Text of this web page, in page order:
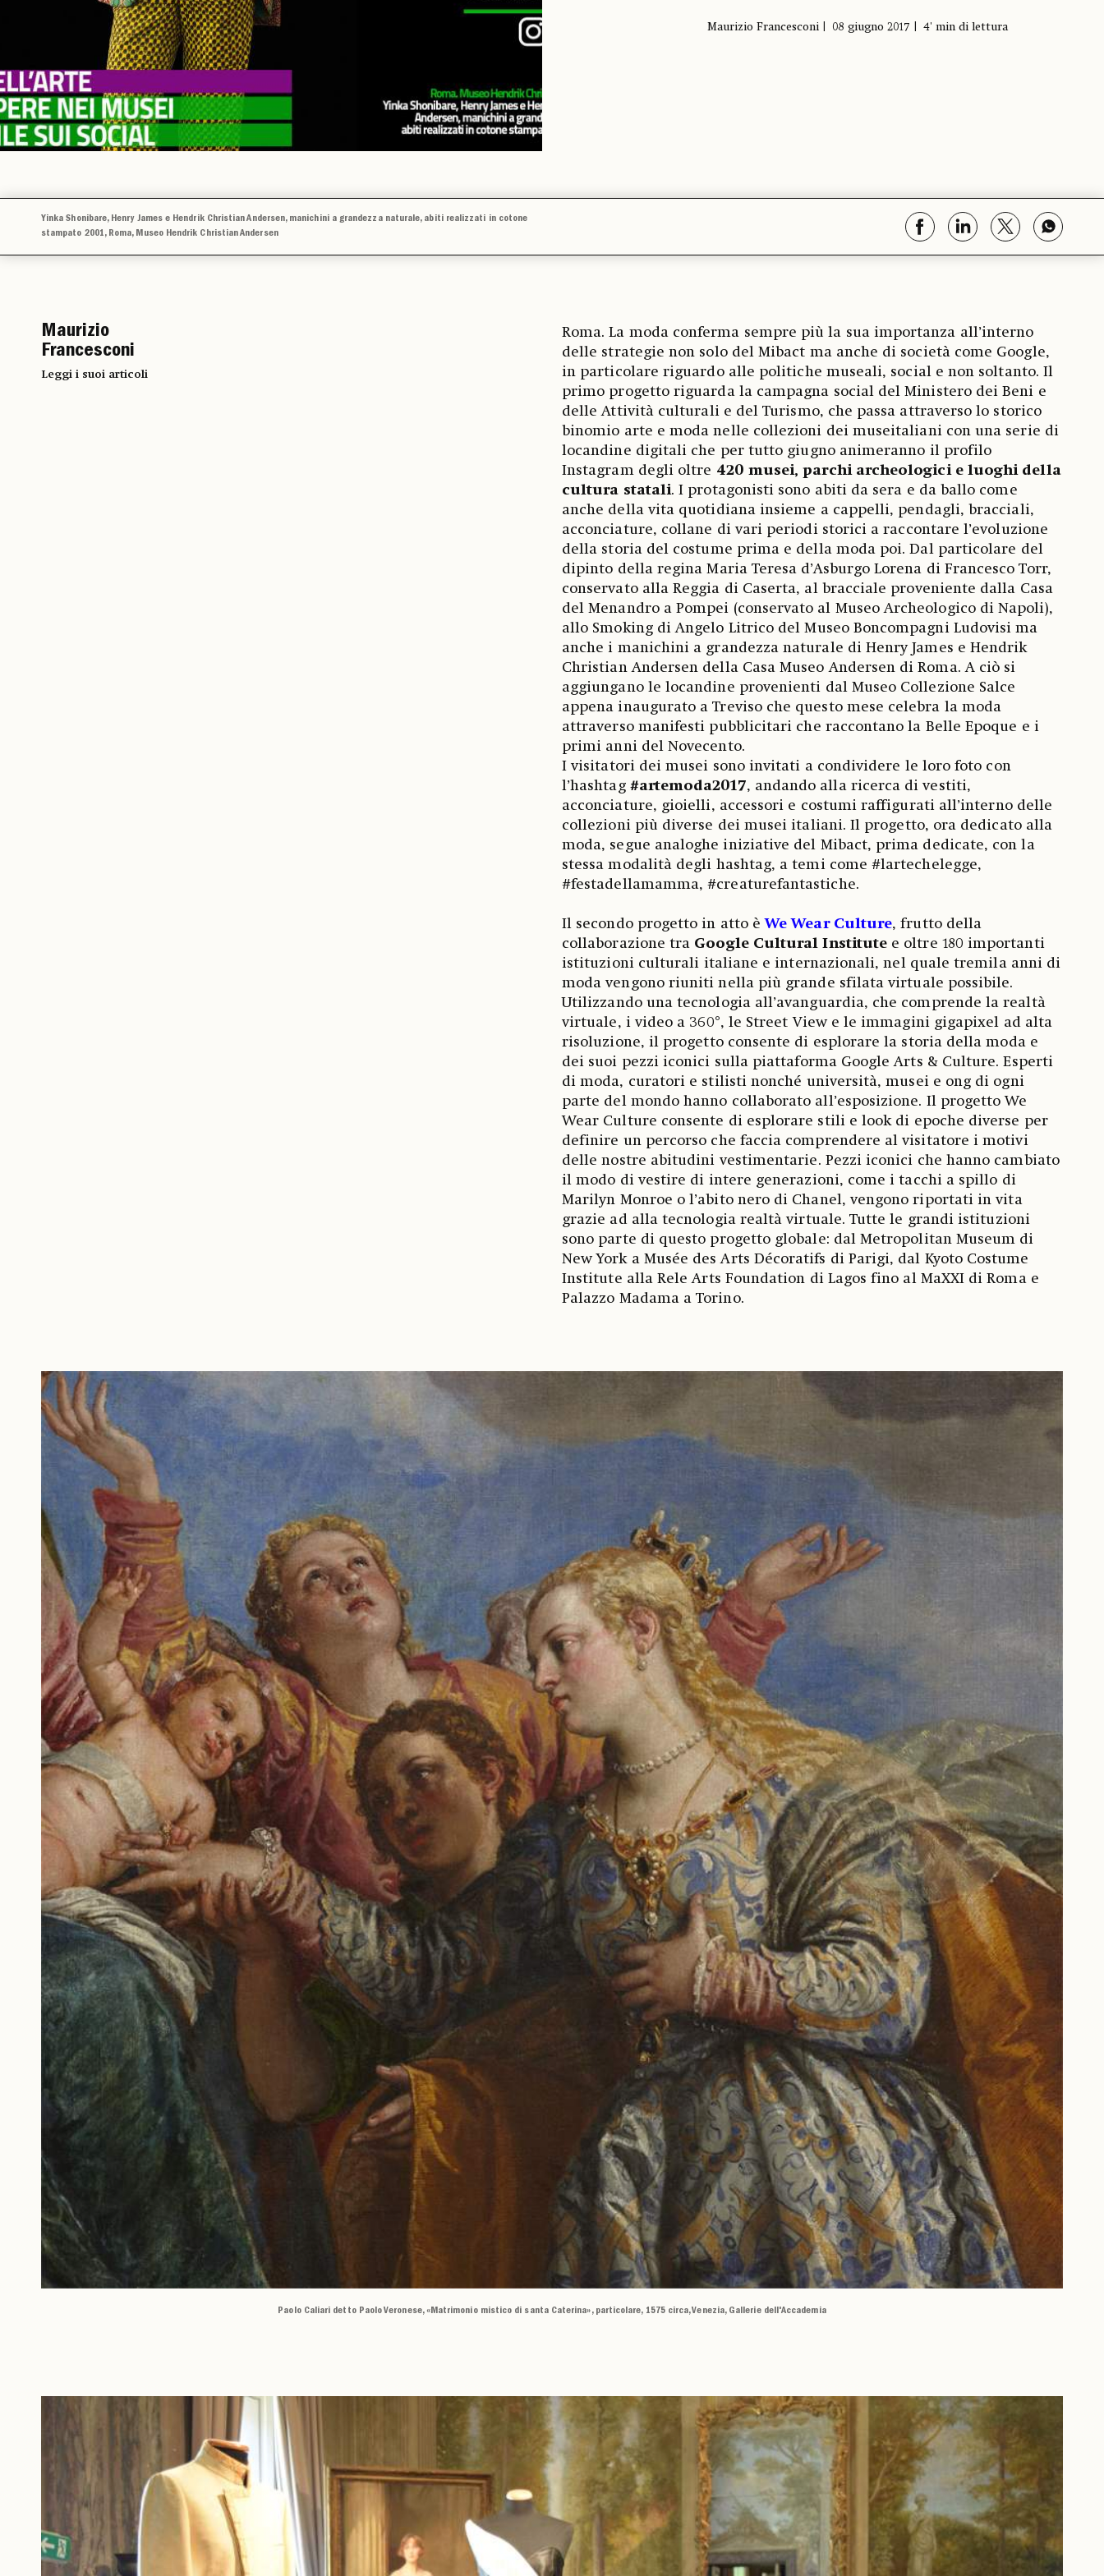
Maurizio Francesconi 08 giugno 2017 4' min di lettura
Yinka Shonibare, Henry James e Hendrik Christian Andersen, manichini a grandezza naturale, abiti realizzati in cotone
stampato 2001, Roma, Museo Hendrik Christian Andersen
Maurizio
Francesconi
Leggi i suoi articoli
Roma. La moda conferma sempre più la sua importanza all’interno
delle strategie non solo del Mibact ma anche di società come Google,
in particolare riguardo alle politiche museali, social e non soltanto. Il
primo progetto riguarda la campagna social del Ministero dei Beni e
delle Attività culturali e del Turismo, che passa attraverso lo storico
binomio arte e moda nelle collezioni dei museitaliani con una serie di
locandine digitali che per tutto giugno animeranno il profilo
Instagram degli oltre 420 musei, parchi archeologici e luoghi della
cultura statali. I protagonisti sono abiti da sera e da ballo come
anche della vita quotidiana insieme a cappelli, pendagli, bracciali,
acconciature, collane di vari periodi storici a raccontare l’evoluzione
della storia del costume prima e della moda poi. Dal particolare del
dipinto della regina Maria Teresa d’Asburgo Lorena di Francesco Torr,
conservato alla Reggia di Caserta, al bracciale proveniente dalla Casa
del Menandro a Pompei (conservato al Museo Archeologico di Napoli),
allo Smoking di Angelo Litrico del Museo Boncompagni Ludovisi ma
anche i manichini a grandezza naturale di Henry James e Hendrik
Christian Andersen della Casa Museo Andersen di Roma. A ciò si
aggiungano le locandine provenienti dal Museo Collezione Salce
appena inaugurato a Treviso che questo mese celebra la moda
attraverso manifesti pubblicitari che raccontano la Belle Epoque e i
primi anni del Novecento.
I visitatori dei musei sono invitati a condividere le loro foto con
l’hashtag #artemoda2017, andando alla ricerca di vestiti,
acconciature, gioielli, accessori e costumi raffigurati all’interno delle
collezioni più diverse dei musei italiani. Il progetto, ora dedicato alla
moda, segue analoghe iniziative del Mibact, prima dedicate, con la
stessa modalità degli hashtag, a temi come #lartechelegge,
#festadellamamma, #creaturefantastiche.
Il secondo progetto in atto èWe Wear Culture, frutto della
collaborazione tra Google Cultural Institute e oltre 180 importanti
istituzioni culturali italiane e internazionali, nel quale tremila anni di
moda vengono riuniti nella più grande sfilata virtuale possibile.
Utilizzando una tecnologia all’avanguardia, che comprende la realtà
virtuale, i video a 360°, le Street View e le immagini gigapixel ad alta
risoluzione, il progetto consente di esplorare la storia della moda e
dei suoi pezzi iconici sulla piattaforma Google Arts & Culture. Esperti
di moda, curatori e stilisti nonché università, musei e ong di ogni
parte del mondo hanno collaborato all’esposizione. Il progetto We
Wear Culture consente di esplorare stili e look di epoche diverse per
definire un percorso che faccia comprendere al visitatore i motivi
delle nostre abitudini vestimentarie. Pezzi iconici che hanno cambiato
il modo di vestire di intere generazioni, come i tacchi a spillo di
Marilyn Monroe o l’abito nero di Chanel, vengono riportati in vita
grazie ad alla tecnologia realtà virtuale. Tutte le grandi istituzioni
sono parte di questo progetto globale: dal Metropolitan Museum di
New York a Musée des Arts Décoratifs di Parigi, dal Kyoto Costume
Institute alla Rele Arts Foundation di Lagos fino al MaXXI di Roma e
Palazzo Madama a Torino.
Paolo Caliari detto Paolo Veronese, «Matrimonio mistico di santa Caterina», particolare, 1575 circa, Venezia, Gallerie dell'Accademia